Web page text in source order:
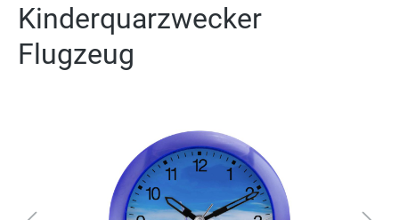
Kinderquarzwecker
Flugzeug